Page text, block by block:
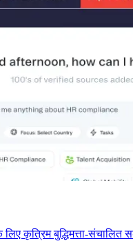
कृत्रिम बुद्धिमत्ता-संचालित